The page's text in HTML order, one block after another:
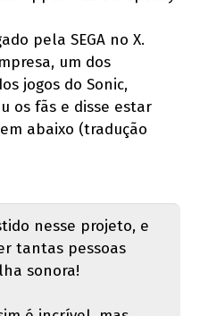
pela SEGA no X.
um dos
jogos do Sonic,
os fãs e disse estar
abaixo (tradução
nesse projeto, e
tantas pessoas
sonora!